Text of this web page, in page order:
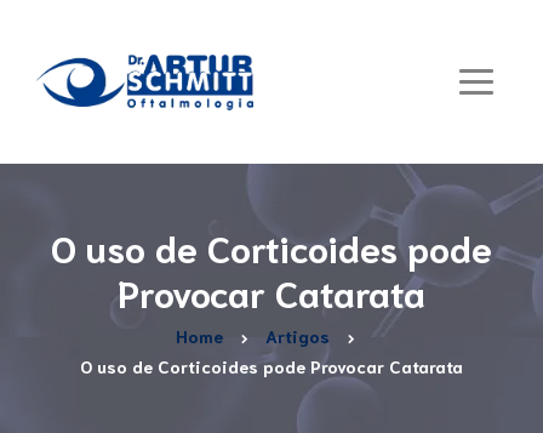
O uso de Corticoides pode
Provocar Catarata
Home
Artigos
O uso de Corticoides pode Provocar Catarata